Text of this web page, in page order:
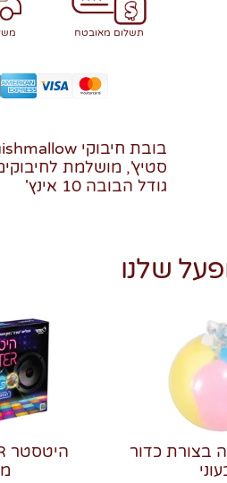
תשלום מאובטח
סטיץ', מושלמת
גודל הבובה 10 אינץ'
שלנו
בצורת כדור